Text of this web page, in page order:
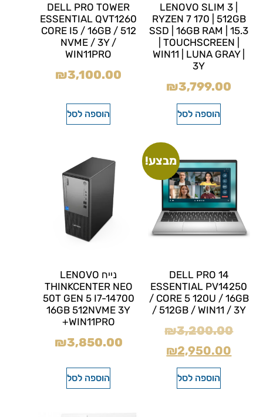
LENOVO SLIM 3 |
RYZEN 7 170 | 512GB
SSD | 16GB RAM | 15.3
| TOUCHSCREEN |
WIN11 | LUNA GRAY |
3Y
₪3,799.00
הוספה לסל
DELL PRO TOWER
ESSENTIAL QVT1260
CORE I5 / 16GB / 512
NVME / 3Y /
WIN11PRO
₪3,100.00
הוספה לסל
מבצע!
DELL PRO 14
ESSENTIAL PV14250
/ CORE 5 120U / 16GB
/ 512GB / WIN11 / 3Y
₪3,200.00
₪2,950.00
הוספה לסל
נייח LENOVO
THINKCENTER NEO
50T GEN 5 I7-14700
16GB 512NVME 3Y
+WIN11PRO
₪3,850.00
הוספה לסל